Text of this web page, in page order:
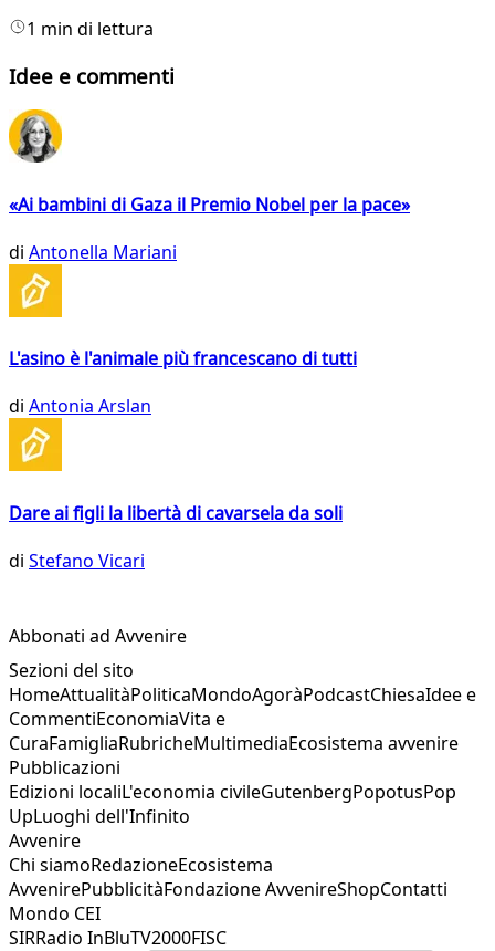
1 min di lettura
Idee e commenti
«Ai bambini di Gaza il Premio Nobel per la pace»
di Antonella Mariani
L'asino è l'animale più francescano di tutti
di Antonia Arslan
Dare ai figli la libertà di cavarsela da soli
di Stefano Vicari
Abbonati ad Avvenire
Sezioni del sito
HomeAttualitàPoliticaMondoAgoràPodcastChiesaIdee e
CommentiEconomiaVita e
CuraFamigliaRubricheMultimediaEcosistema avvenire
Pubblicazioni
Edizioni localiL'economia civileGutenbergPopotusPop
UpLuoghi dell'Infinito
Avvenire
Chi siamoRedazioneEcosistema
AvvenirePubblicitàFondazione AvvenireShopContatti
Mondo CEI
SIRRadio InBluTV2000FISC